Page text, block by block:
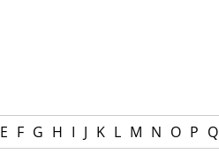
E F G H I J K L M N O P Q